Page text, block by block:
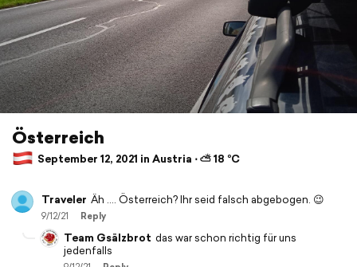
Österreich
September 12, 2021 in Austria ⋅ ⛅ 18 °C
Traveler Äh …. Österreich? Ihr seid falsch abgebogen. 😉
9/12/21 Reply
Team Gsälzbrot das war schon richtig für uns
jedenfalls